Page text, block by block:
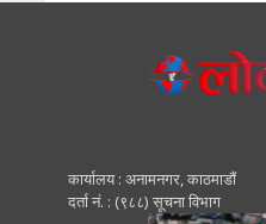
कार्यालय : अनामनगर, काठमाडाैं
दर्ता नं. : (९८८) सूचना विभाग